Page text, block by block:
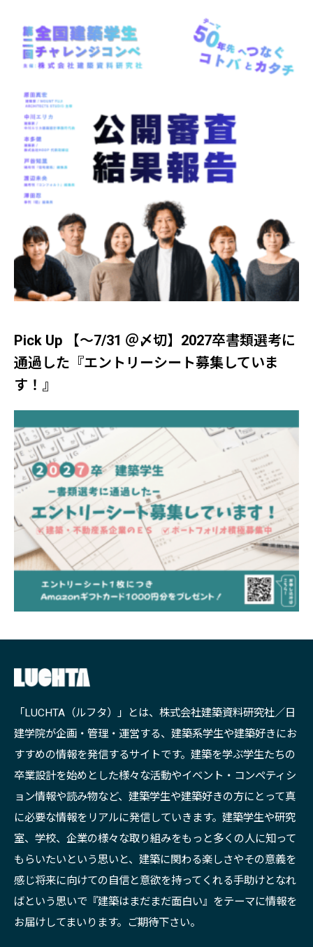
Pick Up 【～7/31 ＠〆切】2027卒書類選考に
通過した『エントリーシート募集していま
す！』
「LUCHTA（ルフタ）」とは、株式会社建築資料研究社／日
建学院が企画・管理・運営する、建築系学生や建築好きにお
すすめの情報を発信するサイトです。建築を学ぶ学生たちの
卒業設計を始めとした様々な活動やイベント・コンペティシ
ョン情報や読み物など、建築学生や建築好きの方にとって真
に必要な情報をリアルに発信していきます。建築学生や研究
室、学校、企業の様々な取り組みをもっと多くの人に知って
もらいたいという思いと、建築に関わる楽しさやその意義を
感じ将来に向けての自信と意欲を持ってくれる手助けとなれ
ばという思いで『建築はまだまだ面白い』をテーマに情報を
お届けしてまいります。ご期待下さい。